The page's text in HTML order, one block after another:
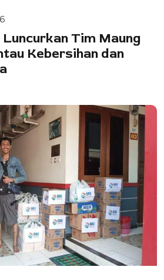
Tim Maung
Kebersihan dan